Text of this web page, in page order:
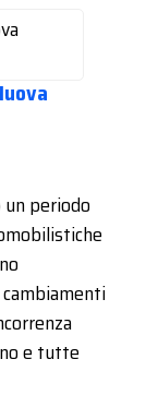
periodo
e tutte